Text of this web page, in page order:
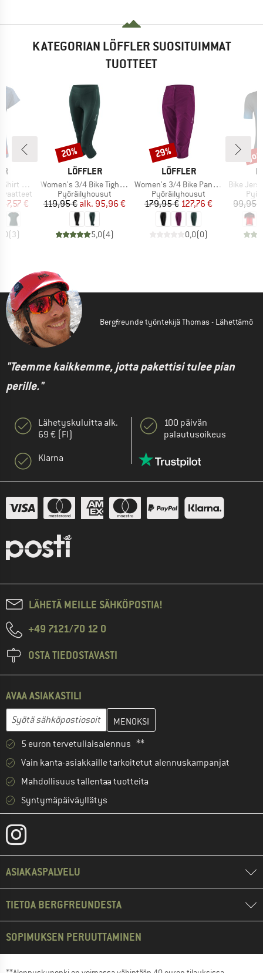
KATEGORIAN LÖFFLER SUOSITUIMMAT
TUOTTEET
hinta
47,57 €
(3)
MERKKI
LÖFFLER
Tuote
Women's 3/4 Bike Tights Tour II
Tuoteryhmä
Pyöräilyhousut
Hinta
119,95 € Alennettu hinta
alk. 95,96 €
5,0(4)
Alennus
20%
MERKKI
LÖFFLER
Tuote
Women's 3/4 Bike Pants CSL
Tuoteryhmä
Pyöräilyhousut
Hinta
179,95 €Alennettu hinta
127,76 €
0,0(0)
Alennus
29%
Tuote
Bike Jersey
99,95 €
Bergfreunde työntekijä Thomas - Lähettämö
"Teemme kaikkemme, jotta pakettisi tulee pian
perille."
Lähetyskuluitta alk.
69 € (FI)
Klarna
100 päivän
palautusoikeus
LÄHETÄ MEILLE SÄHKÖPOSTIA!
+49 7121/70 12 0
OSTA TIEDOSTAVASTI
AVAA ASIAKASTILI
Sähköpostiosoite
Anna sähköpostiosoitteesi ja luo seuraavassa vaiheessa
5 euron tervetuliaisalennus **
Vain kanta-asiakkaille tarkoitetut alennuskampanjat
Mahdollisuus tallentaa tuotteita
Syntymäpäiväyllätys
ASIAKASPALVELU
TIETOA BERGFREUNDESTA
SOPIMUKSEN PERUUTTAMINEN